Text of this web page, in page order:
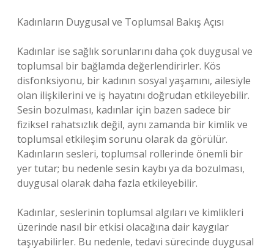
Kadınların Duygusal ve Toplumsal Bakış Açısı
Kadınlar ise sağlık sorunlarını daha çok duygusal ve
toplumsal bir bağlamda değerlendirirler. Kös
disfonksiyonu, bir kadının sosyal yaşamını, ailesiyle
olan ilişkilerini ve iş hayatını doğrudan etkileyebilir.
Sesin bozulması, kadınlar için bazen sadece bir
fiziksel rahatsızlık değil, aynı zamanda bir kimlik ve
toplumsal etkileşim sorunu olarak da görülür.
Kadınların sesleri, toplumsal rollerinde önemli bir
yer tutar; bu nedenle sesin kaybı ya da bozulması,
duygusal olarak daha fazla etkileyebilir.
Kadınlar, seslerinin toplumsal algıları ve kimlikleri
üzerinde nasıl bir etkisi olacağına dair kaygılar
taşıyabilirler. Bu nedenle, tedavi sürecinde duygusal